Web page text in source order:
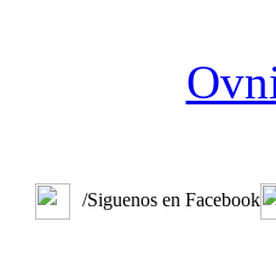
/Siguenos en Facebook